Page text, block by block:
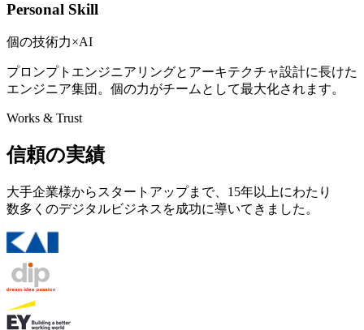
Personal Skill
個の技術力×AI
プロンプトエンジニアリングとアーキテクチャ設計に長けた
エンジニア集団。個の力がチームとして最大化されます。
Works & Trust
信頼の実績
大手企業様からスタートアップまで、15年以上にわたり
数多くのデジタルビジネスを成功に導いてきました。